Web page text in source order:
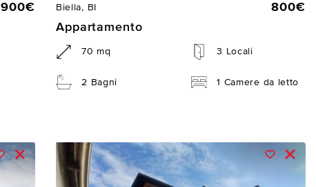
900€
Biella, BI
800€
Appartamento
70 mq 3 Locali
2 Bagni 1 Camere da letto